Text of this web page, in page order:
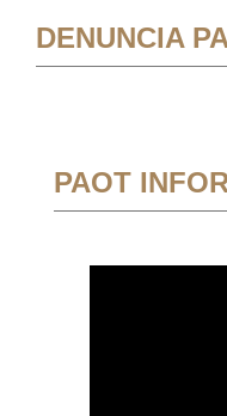
DENUNCIA
PAOT